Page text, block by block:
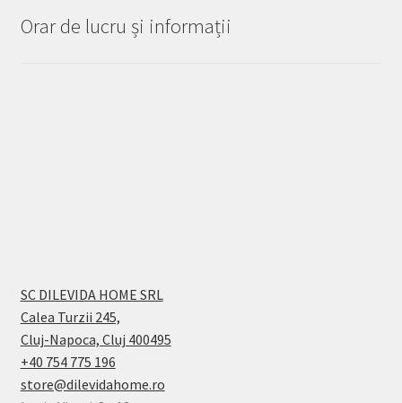
Orar de lucru și informații
SC DILEVIDA HOME SRL
Calea Turzii 245,
Cluj-Napoca, Cluj 400495
+40 754 775 196
store@dilevidahome.ro